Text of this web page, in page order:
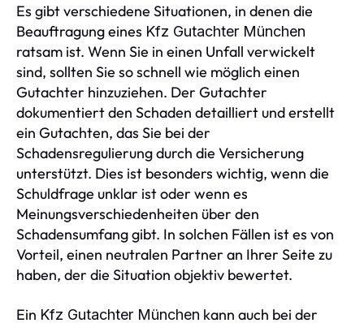
Es gibt verschiedene Situationen, in denen die
Beauftragung eines Kfz Gutachter München
ratsam ist. Wenn Sie in einen Unfall verwickelt
sind, sollten Sie so schnell wie möglich einen
Gutachter hinzuziehen. Der Gutachter
dokumentiert den Schaden detailliert und erstellt
ein Gutachten, das Sie bei der
Schadensregulierung durch die Versicherung
unterstützt. Dies ist besonders wichtig, wenn die
Schuldfrage unklar ist oder wenn es
Meinungsverschiedenheiten über den
Schadensumfang gibt. In solchen Fällen ist es von
Vorteil, einen neutralen Partner an Ihrer Seite zu
haben, der die Situation objektiv bewertet.
Ein Kfz Gutachter München kann auch bei der